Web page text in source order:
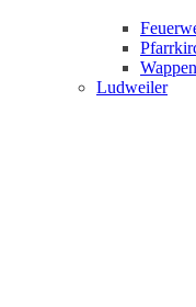
Ludweiler